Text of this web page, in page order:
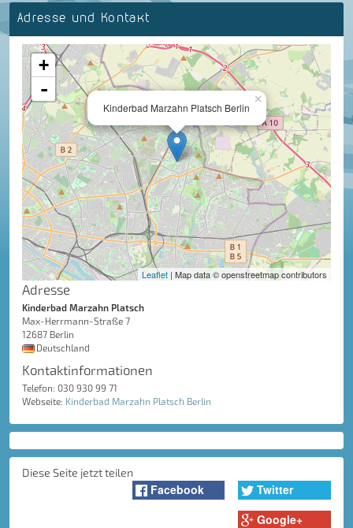
Adresse und Kontakt
×
Kinderbad Marzahn Platsch Berlin
+
-
Leaflet | Map data © openstreetmap contributors
Adresse
Kinderbad Marzahn Platsch
Max-Herrmann-Straße 7
12687 Berlin
Deutschland
Kontaktinformationen
Telefon: 030 930 99 71
Webseite: Kinderbad Marzahn Platsch Berlin
Diese Seite jetzt teilen
Facebook
Twitter
Google+